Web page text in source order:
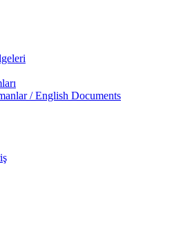
/ English Documents